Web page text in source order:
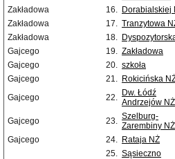
Zakładowa
16. Dorabialskiej
Zakładowa
17. Tranzytowa
Zakładowa
18.
Gajcego
19. Zakładowa
Gajcego
20. szkoła
Gajcego
21. Rokicińska
Gajcego
22. Dw. Łódź
Andrzejów NŻ
Gajcego 23. Szelburg-
Zarembiny NŻ
Gajcego 24. Rataja NŻ
25. Sąsieczno